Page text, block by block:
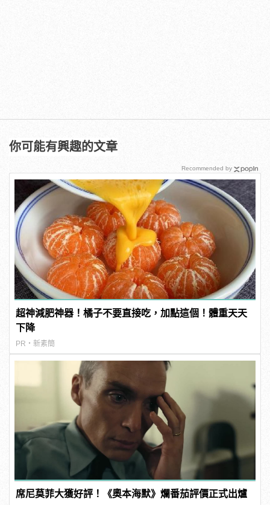
你可能有興趣的文章
超神減肥神器！橘子不要直接吃，加點這個！體重天天
下降
PR・新素簡
席尼莫菲大獲好評！《奧本海默》爛番茄評價正式出爐
Recommended by